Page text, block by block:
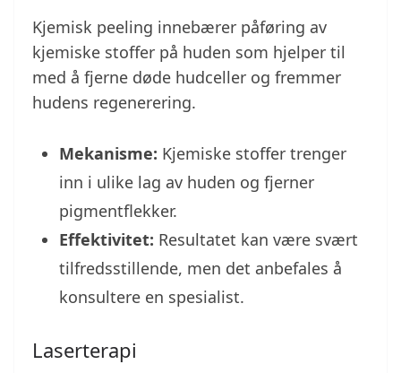
Kjemisk peeling innebærer påføring av
kjemiske stoffer på huden som hjelper til
med å fjerne døde hudceller og fremmer
hudens regenerering.
Mekanisme: Kjemiske stoffer trenger
inn i ulike lag av huden og fjerner
pigmentflekker.
Effektivitet: Resultatet kan være svært
tilfredsstillende, men det anbefales å
konsultere en spesialist.
Laserterapi